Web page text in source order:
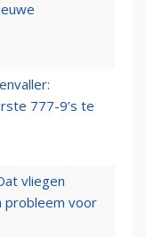
777-9’s te
vliegen
probleem voor